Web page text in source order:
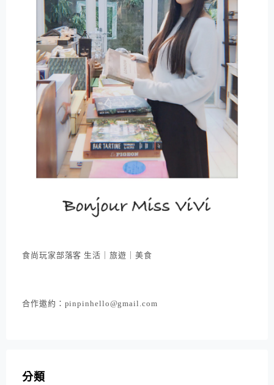
食尚玩家部落客 生活｜旅遊｜美食
合作邀約：pinpinhello@gmail.com
分類